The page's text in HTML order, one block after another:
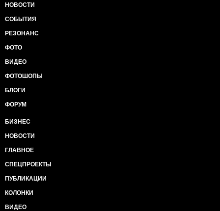
НОВОСТИ
СОБЫТИЯ
РЕЗОНАНС
ФОТО
ВИДЕО
ФОТОШОПЫ
БЛОГИ
ФОРУМ
БИЗНЕС
НОВОСТИ
ГЛАВНОЕ
СПЕЦПРОЕКТЫ
ПУБЛИКАЦИИ
КОЛОНКИ
ВИДЕО